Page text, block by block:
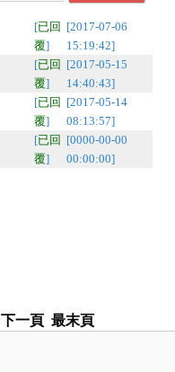
[已回
覆]
[2017-07-06
15:19:42]
[已回
覆]
[2017-05-15
14:40:43]
[已回
覆]
[2017-05-14
08:13:57]
[已回
覆]
[0000-00-00
00:00:00]
下一頁 最末頁